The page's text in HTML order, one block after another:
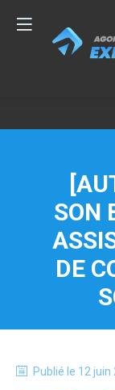
SON
DE
Publié le 12 juin